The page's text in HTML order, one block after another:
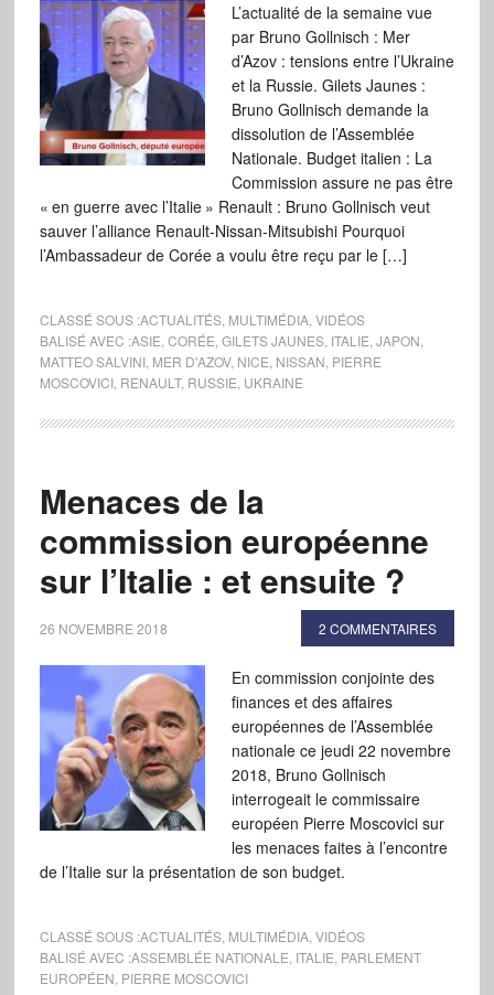
L’actualité de la semaine vue
par Bruno Gollnisch : Mer
d’Azov : tensions entre l’Ukraine
et la Russie. Gilets Jaunes :
Bruno Gollnisch demande la
dissolution de l’Assemblée
Nationale. Budget italien : La
Commission assure ne pas être
« en guerre avec l’Italie » Renault : Bruno Gollnisch veut
sauver l’alliance Renault-Nissan-Mitsubishi Pourquoi
l’Ambassadeur de Corée a voulu être reçu par le […]
CLASSÉ SOUS :ACTUALITÉS, MULTIMÉDIA, VIDÉOS
BALISÉ AVEC :ASIE CORÉE GILETS JAUNES, ITALIE JAPON
MATTEO SALVINI, MER D'AZOV, NICE NISSAN PIERRE
MOSCOVICI, RENAULT, RUSSIE UKRAINE
Menaces de la
commission européenne
sur l’Italie : et ensuite ?
26 NOVEMBRE 2018 2 COMMENTAIRES
En commission conjointe des
finances et des affaires
européennes de l’Assemblée
nationale ce jeudi 22 novembre
2018, Bruno Gollnisch
interrogeait le commissaire
européen Pierre Moscovici sur
les menaces faites à l’encontre
de l’Italie sur la présentation de son budget.
CLASSÉ SOUS :ACTUALITÉS, MULTIMÉDIA, VIDÉOS
BALISÉ AVEC :ASSEMBLÉE NATIONALE ITALIE PARLEMENT
EUROPÉEN PIERRE MOSCOVICI